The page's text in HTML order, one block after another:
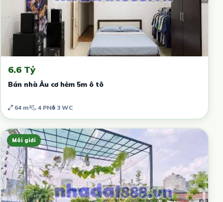
6.6 Tỷ
Bán nhà Âu cơ hẻm 5m ô tô
64 m² 4 PN 3 WC
Môi giới